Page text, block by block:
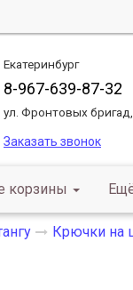
Екатеринбург
8-967-639-87-32
ул. Фронтовых
Заказать звонок
корзины
Крючки на